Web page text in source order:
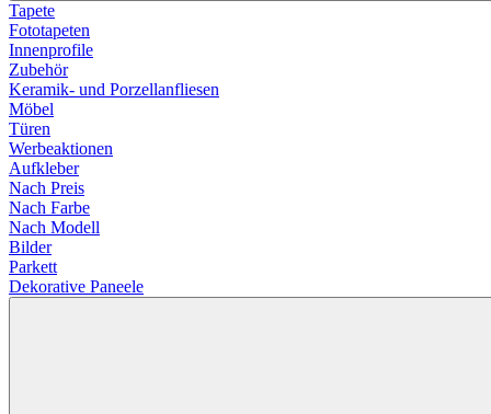
Tapete
Fototapeten
Innenprofile
Zubehör
Keramik- und Porzellanfliesen
Möbel
Türen
Werbeaktionen
Aufkleber
Nach Preis
Nach Farbe
Nach Modell
Bilder
Parkett
Dekorative Paneele